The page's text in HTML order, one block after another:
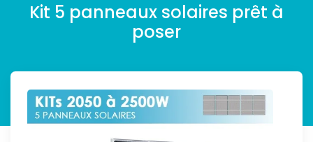
Kit 5 panneaux solaires prêt à
poser